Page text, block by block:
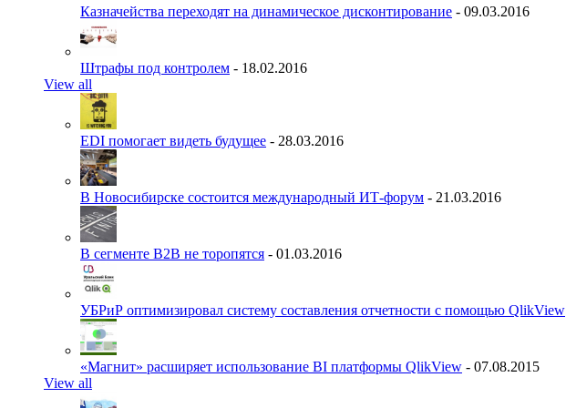
Казначейства переходят на динамическое дисконтирование - 09.03.2016
Штрафы под контролем - 18.02.2016
View all
EDI помогает видеть будущее - 28.03.2016
В Новосибирске состоится международный ИТ-форум - 21.03.2016
В сегменте B2B не торопятся - 01.03.2016
УБРиР оптимизировал систему составления отчетности с помощью QlikView
«Магнит» расширяет использование BI платформы QlikView - 07.08.2015
View all